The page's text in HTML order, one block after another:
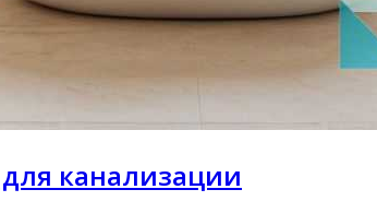
для канализации